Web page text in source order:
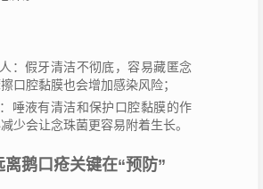
：假牙清洁不彻底，容易藏匿念
口腔黏膜也会增加感染风险；
唾液有清洁和保护口腔黏膜的作
少会让念珠菌更容易附着生长。
鹅口疮关键在“预防”